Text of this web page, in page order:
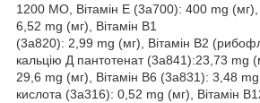
1200 МО, Вітамін Е (3а700): 400 mg (мг),
6,52 mg (мг), Вітамін В1
(3а820): 2,99 mg (мг), Вітамін В2
кальцію Д пантотенат (3а841):23,73 mg
29,6 mg (мг), Вітамін В6 (3а831): 3,48
кислота (3а316): 0,52 mg (мг), Вітамін